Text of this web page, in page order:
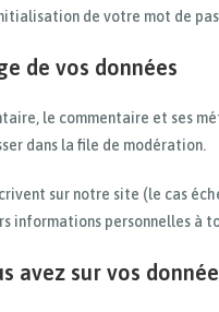
de votre mot de
de vos données
le commentaire et ses
dans la file de modération.
sur notre site (le cas
informations personnelles à
avez sur vos